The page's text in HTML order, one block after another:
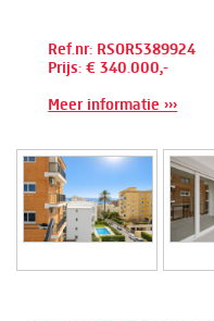
Ref.nr: RSOR5389924
Prijs: € 340.000,-
Meer informatie ›››